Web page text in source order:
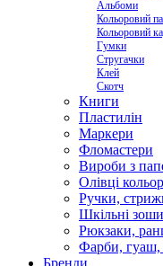
Альбоми
Кольоровий
Кольоровий
Гумки
Стругачки
Клей
Скотч
Книги
Пластилін
Маркери
Фломастери
Вироби з
Олівці
Ручки,
Шкільні
Рюкзаки,
Фарби, гуаш,
Бренди